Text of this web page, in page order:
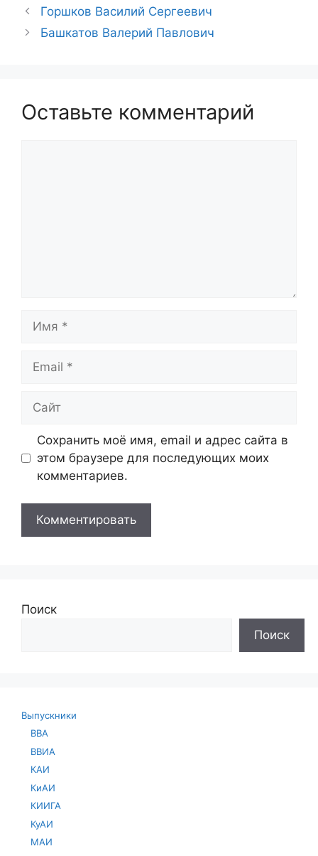
Горшков Василий Сергеевич
Башкатов Валерий Павлович
Оставьте комментарий
Имя
Email
Сайт
Сохранить моё имя, email и адрес сайта в
этом браузере для последующих моих
комментариев.
Поиск
Поиск
Выпускники
ВВА
ВВИА
КАИ
КиАИ
КИИГА
КуАИ
МАИ